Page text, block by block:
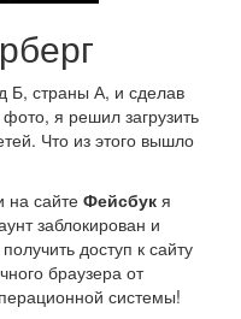
Б, страны А, и сделав
я решил загрузить
Что из этого вышло
на сайте Фейсбук я
заблокирован и
доступ к сайту
браузера от
системы!